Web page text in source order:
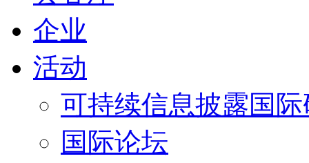
企业
活动
可持续信息披露国
国际论坛